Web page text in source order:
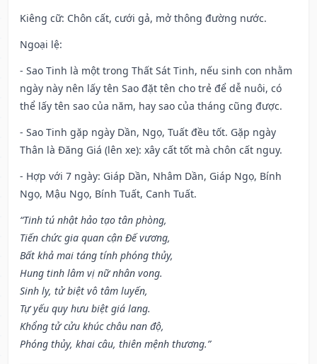
Kiêng cữ: Chôn cất, cưới gả, mở thông đường nước.
Ngoại lệ:
- Sao Tinh là một trong Thất Sát Tinh, nếu sinh con nhằm
ngày này nên lấy tên Sao đặt tên cho trẻ để dễ nuôi, có
thể lấy tên sao của năm, hay sao của tháng cũng được.
- Sao Tinh gặp ngày Dần, Ngọ, Tuất đều tốt. Gặp ngày
Thân là Đăng Giá (lên xe): xây cất tốt mà chôn cất nguy.
- Hợp với 7 ngày: Giáp Dần, Nhâm Dần, Giáp Ngọ, Bính
Ngọ, Mậu Ngọ, Bính Tuất, Canh Tuất.
“Tinh tú nhật hảo tạo tân phòng,
Tiến chức gia quan cận Đế vương,
Bất khả mai táng tính phóng thủy,
Hung tinh lâm vị nữ nhân vong.
Sinh ly, tử biệt vô tâm luyến,
Tự yếu quy hưu biệt giá lang.
Khổng tử cửu khúc châu nan độ,
Phóng thủy, khai câu, thiên mệnh thương.”